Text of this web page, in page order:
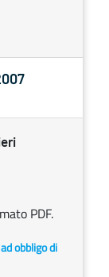
PDF.
obbligo di